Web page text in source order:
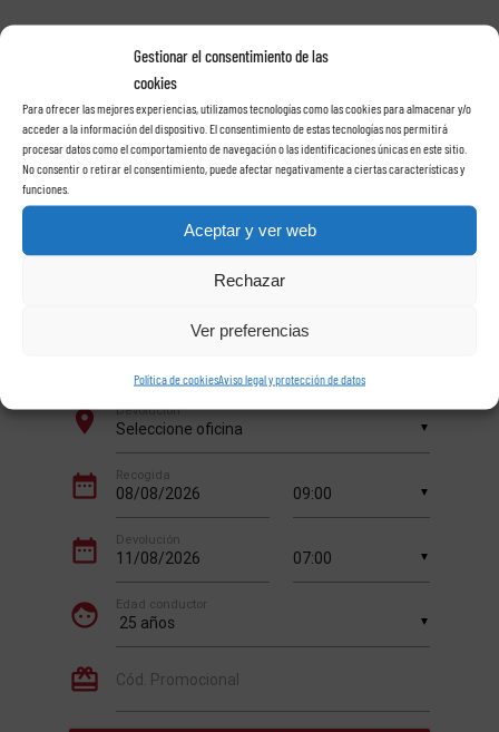
Gestionar el consentimiento de las
cookies
Para ofrecer las mejores experiencias, utilizamos tecnologías como las cookies para almacenar y/o
acceder a la información del dispositivo. El consentimiento de estas tecnologías nos permitirá
procesar datos como el comportamiento de navegación o las identificaciones únicas en este sitio.
No consentir o retirar el consentimiento, puede afectar negativamente a ciertas características y
funciones.
Aceptar y ver web
Rechazar
Ver preferencias
Política de cookiesAviso legal y protección de datos
Alquile su coche con
Rent a car Las Rosas
en Tenerife